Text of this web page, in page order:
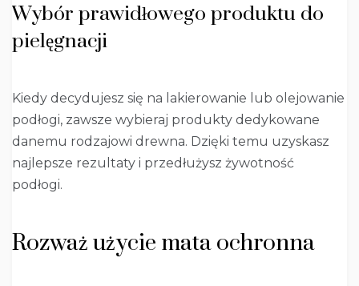
Wybór prawidłowego produktu do
pielęgnacji
Kiedy decydujesz się na lakierowanie lub olejowanie
podłogi, zawsze wybieraj produkty dedykowane
danemu rodzajowi drewna. Dzięki temu uzyskasz
najlepsze rezultaty i przedłużysz żywotność
podłogi.
Rozważ użycie mata ochronna